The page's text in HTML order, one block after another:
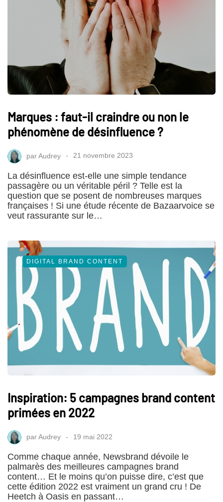
Marques : faut-il craindre ou non le
phénomène de désinfluence ?
parAudrey 21 novembre 2023
La désinfluence est-elle une simple tendance
passagère ou un véritable péril ? Telle est la
question que se posent de nombreuses marques
françaises ! Si une étude récente de Bazaarvoice se
veut rassurante sur le…
DIGITAL BRAND CONTENT
Inspiration: 5 campagnes brand content
primées en 2022
parAudrey 19 mai 2022
Comme chaque année, Newsbrand dévoile le
palmarès des meilleures campagnes brand
content… Et le moins qu’on puisse dire, c’est que
cette édition 2022 est vraiment un grand cru ! De
Heetch à Oasis en passant…